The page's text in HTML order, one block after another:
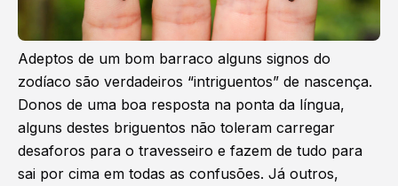
Adeptos de um bom barraco alguns signos do
zodíaco são verdadeiros “intriguentos” de nascença.
Donos de uma boa resposta na ponta da língua,
alguns destes briguentos não toleram carregar
desaforos para o travesseiro e fazem de tudo para
sai por cima em todas as confusões. Já outros,